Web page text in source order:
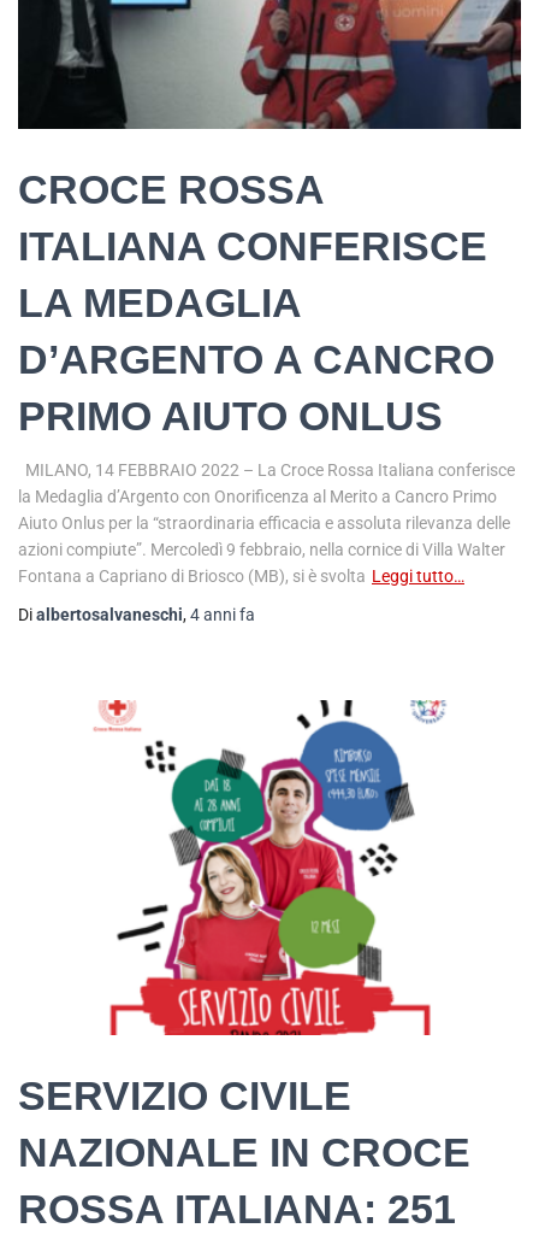
CROCE ROSSA
ITALIANA CONFERISCE
LA MEDAGLIA
D’ARGENTO A CANCRO
PRIMO AIUTO ONLUS
MILANO, 14 FEBBRAIO 2022 – La Croce Rossa Italiana conferisce
la Medaglia d’Argento con Onorificenza al Merito a Cancro Primo
Aiuto Onlus per la “straordinaria efficacia e assoluta rilevanza delle
azioni compiute”. Mercoledì 9 febbraio, nella cornice di Villa Walter
Fontana a Capriano di Briosco (MB), si è svolta Leggi tutto…
Dialbertosalvaneschi,4 annifa
SERVIZIO CIVILE
NAZIONALE IN CROCE
ROSSA ITALIANA: 251